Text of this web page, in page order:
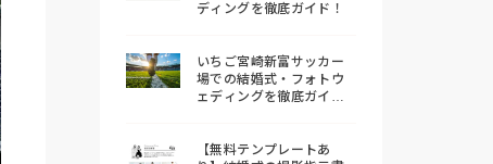
ディングを徹底ガイド！
いちご宮崎新富サッカー
場での結婚式・フォトウ
ェディングを徹底ガイ
【無料テンプレートあ